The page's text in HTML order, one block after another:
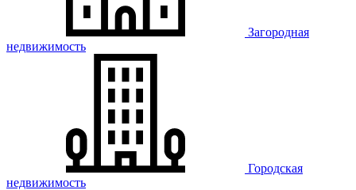
Загородная
недвижимость
Городская
недвижимость